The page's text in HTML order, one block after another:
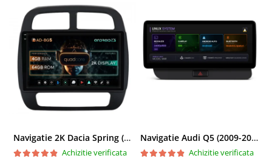
Navigatie 2K Dacia Spring (2021- Prezent), Android, S-Quadcore / 4GB RAM + 64GB ROM, 9.5 Inch - AD-BGS90042K+AD-BGRKIT366V4s
Achizitie verificata
Navigatie Audi Q5 (2009-2017), Linux OS & OEM, MMI 3G, CarPlay & Android Auto Wireless, MirrorLink, Camera AHD, 12.3 Inch - AD-BGAALNXH+AD-BGRKITQ5002
Achizitie verificata